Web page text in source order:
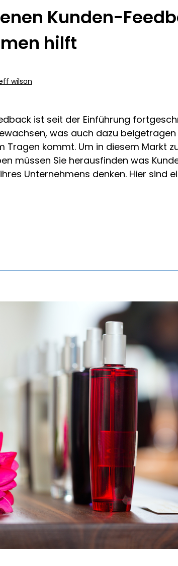
Kunden-
hilft
wilson
ist seit der Einführung
was auch dazu
Tragen kommt. Um in diesem Markt
müssen Sie herausfinden was
Unternehmens denken. Hier sind